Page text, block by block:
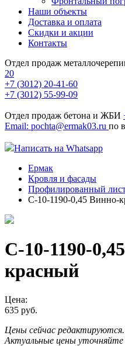
Наши объекты
Доставка и оплата
Скидки и акции
Контакты
Отдел продаж
20
+7 (3012) 20-41-60
+7 (3012) 55-99-09
Отдел продаж бетона и ЖБИ
Email: pochta@ermak03.ru по
Написать на Whatsapp
Ермак
Кровля и фасады
Профилированный
С-10-1190-0,45 Винно-
С-10-1190-
красный
Цена:
635 руб.
Цены сейчас редактируются.
Актуальные цены